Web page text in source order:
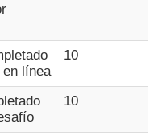
en línea
10
10